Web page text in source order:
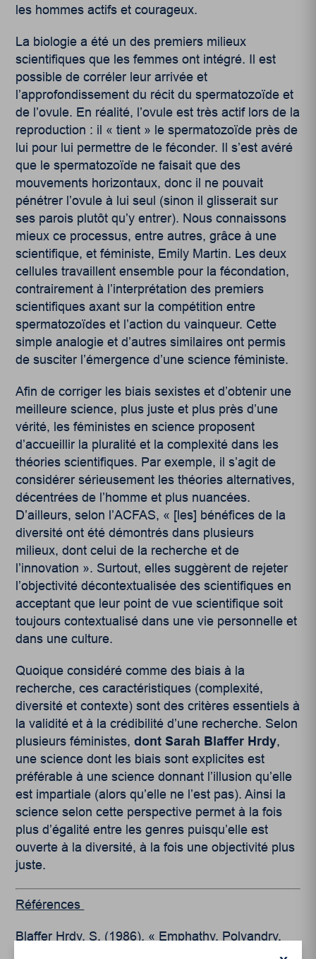
les hommes actifs et courageux.
La biologie a été un des premiers milieux
scientifiques que les femmes ont intégré. Il est
possible de corréler leur arrivée et
l’approfondissement du récit du spermatozoïde et
de l’ovule. En réalité, l’ovule est très actif lors de la
reproduction : il « tient » le spermatozoïde près de
lui pour lui permettre de le féconder. Il s’est avéré
que le spermatozoïde ne faisait que des
mouvements horizontaux, donc il ne pouvait
pénétrer l’ovule à lui seul (sinon il glisserait sur
ses parois plutôt qu’y entrer). Nous connaissons
mieux ce processus, entre autres, grâce à une
scientifique, et féministe, Emily Martin. Les deux
cellules travaillent ensemble pour la fécondation,
contrairement à l’interprétation des premiers
scientifiques axant sur la compétition entre
spermatozoïdes et l’action du vainqueur. Cette
simple analogie et d’autres similaires ont permis
de susciter l’émergence d’une science féministe.
Afin de corriger les biais sexistes et d’obtenir une
meilleure science, plus juste et plus près d’une
vérité, les féministes en science proposent
d’accueillir la pluralité et la complexité dans les
théories scientifiques. Par exemple, il s’agit de
considérer sérieusement les théories alternatives,
décentrées de l’homme et plus nuancées.
D’ailleurs, selon l’ACFAS, « [les] bénéfices de la
diversité ont été démontrés dans plusieurs
milieux, dont celui de la recherche et de
l’innovation ». Surtout, elles suggèrent de rejeter
l’objectivité décontextualisée des scientifiques en
acceptant que leur point de vue scientifique soit
toujours contextualisé dans une vie personnelle et
dans une culture.
Quoique considéré comme des biais à la
recherche, ces caractéristiques (complexité,
diversité et contexte) sont des critères essentiels à
la validité et à la crédibilité d’une recherche. Selon
plusieurs féministes,dont Sarah Blaffer Hrdy,
une science dont les biais sont explicites est
préférable à une science donnant l’illusion qu’elle
est impartiale (alors qu’elle ne l’est pas). Ainsi la
science selon cette perspective permet à la fois
plus d’égalité entre les genres puisqu’elle est
ouverte à la diversité, à la fois une objectivité plus
juste.
Références
Blaffer Hrdy, S. (1986). « Emphathy, Polyandry,